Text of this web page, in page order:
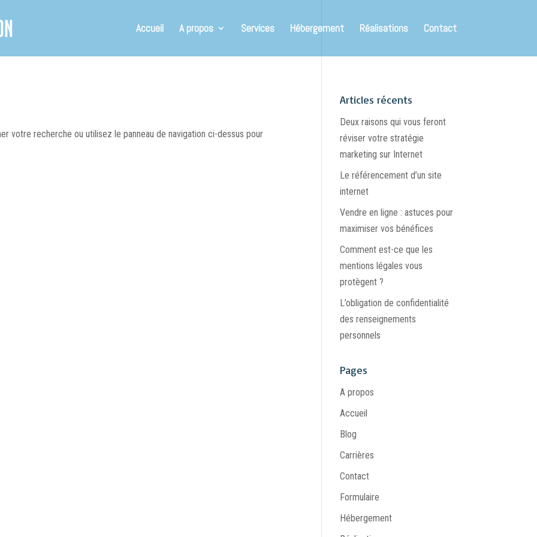
Accueil A propos Services Hébergement Réalisations Contact
votre recherche ou utilisez le panneau de navigation ci-dessus pour
Articles récents
Deux raisons qui vous feront
réviser votre stratégie
marketing sur Internet
Le référencement d’un site
internet
Vendre en ligne : astuces pour
maximiser vos bénéfices
Comment est-ce que les
mentions légales vous
protègent ?
L’obligation de confidentialité
des renseignements
personnels
Pages
A propos
Accueil
Blog
Carrières
Contact
Formulaire
Hébergement